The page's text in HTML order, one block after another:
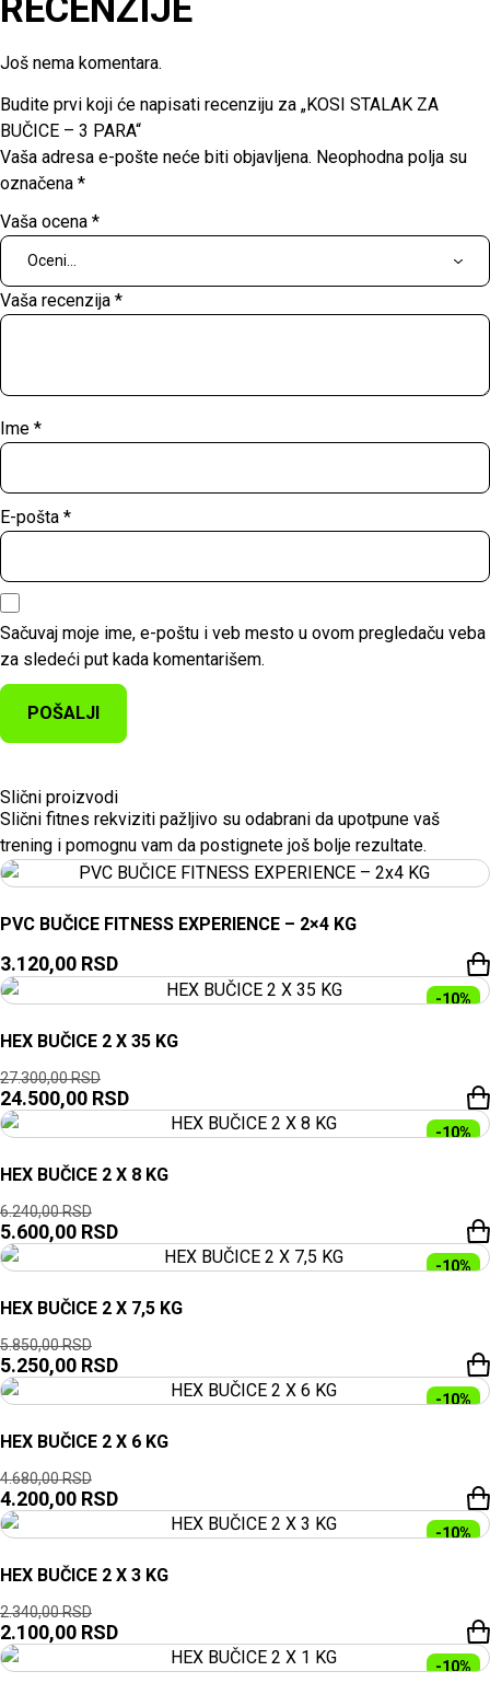
RECENZIJE
Još nema komentara.
Budite prvi koji će napisati recenziju za „KOSI STALAK ZA
BUČICE – 3 PARA“
Vaša adresa e-pošte neće biti objavljena. Neophodna polja su
označena *
Vaša ocena *
Vaša recenzija *
Ime *
E-pošta *
Sačuvaj moje ime, e-poštu i veb mesto u ovom pregledaču veba
za sledeći put kada komentarišem.
Slični proizvodi
Slični fitnes rekviziti pažljivo su odabrani da upotpune vaš
trening i pomognu vam da postignete još bolje rezultate.
PVC BUČICE FITNESS EXPERIENCE – 2×4 KG
3.120,00 RSD
-10%
HEX BUČICE 2 X 35 KG
27.300,00RSD
24.500,00 RSD
-10%
HEX BUČICE 2 X 8 KG
6.240,00RSD
5.600,00 RSD
-10%
HEX BUČICE 2 X 7,5 KG
5.850,00RSD
5.250,00 RSD
-10%
HEX BUČICE 2 X 6 KG
4.680,00RSD
4.200,00 RSD
-10%
HEX BUČICE 2 X 3 KG
2.340,00RSD
2.100,00 RSD
-10%